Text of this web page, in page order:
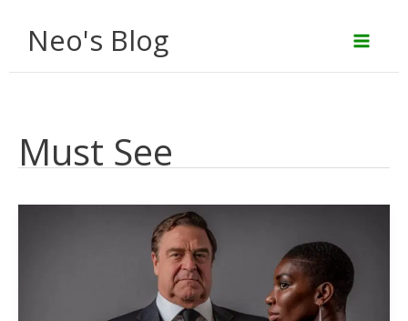
Neo's Blog
Must See